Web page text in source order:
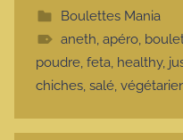
Boulettes Mania
aneth, apéro,
poudre, feta, healthy,
chiches, salé,